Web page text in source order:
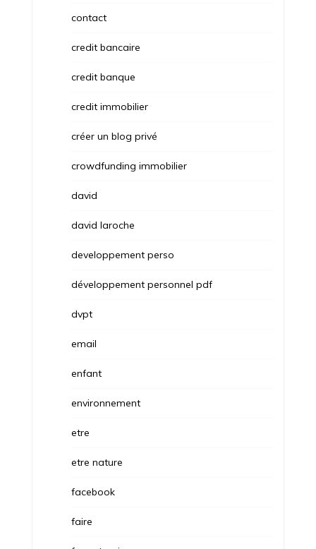
contact
credit bancaire
credit banque
credit immobilier
créer un blog privé
crowdfunding immobilier
david
david laroche
developpement perso
développement personnel pdf
dvpt
email
enfant
environnement
etre
etre nature
facebook
faire